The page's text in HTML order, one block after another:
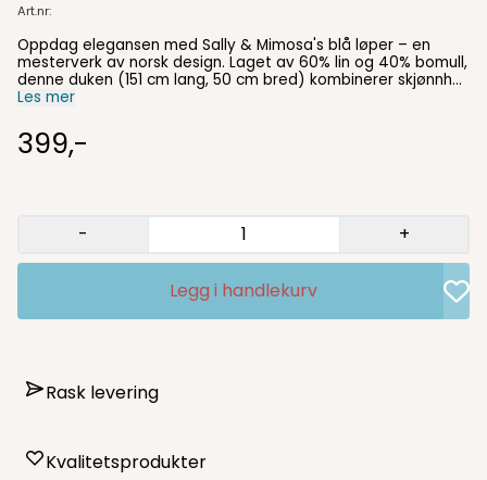
Art.nr:
Oppdag elegansen med Sally & Mimosa's blå løper – en
mesterverk av norsk design. Laget av 60% lin og 40% bomull,
denne duken (151 cm lang, 50 cm bred) kombinerer skjønnhet
og funksjonalitet på enestående vis. Skap en stilig
design forenes for å heve ditt spiseområde. Utforsk også
våre matchende bordbrikker i samme farge og mønster for
Les mer
399,-
- +
Legg i handlekurv
Rask levering
Kvalitetsprodukter